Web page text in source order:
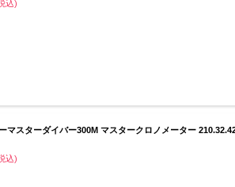
込)
マスターダイバー300M マスタークロノメーター
込)